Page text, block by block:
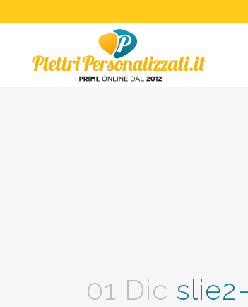
01 Dic